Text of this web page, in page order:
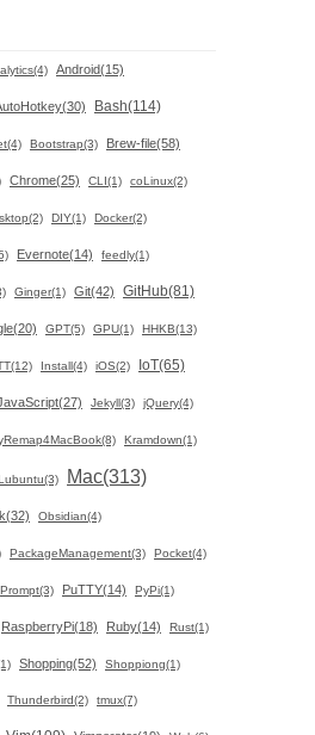
Android(15)
Bash(114)
Bootstrap(3) Brew-file(58)
Chrome(25) CLI(1) coLinux(2)
DIY(1) Docker(2)
Evernote(14) feedly(1)
Ginger(1) Git(42) GitHub(81)
GPT(5) GPU(1) HHKB(13)
Install(4) iOS(2) IoT(65)
Jekyll(3) jQuery(4)
Kramdown(1)
Mac(313)
Obsidian(4)
PackageManagement(3) Pocket(4)
Prompt(3) PuTTY(14) PyPi(1)
RaspberryPi(18) Ruby(14) Rust(1)
Shopping(52) Shoppiong(1)
Thunderbird(2) tmux(7)